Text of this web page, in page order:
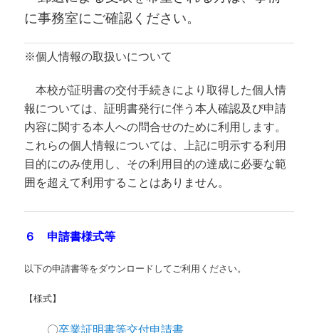
に事務室にご確認ください。
※個人情報の取扱いについて
本校が証明書の交付手続きにより取得した個人情
報については、証明書発行に伴う本人確認及び申請
内容に関する本人への問合せのために利用します。
これらの個人情報については、上記に明示する利用
目的にのみ使用し、その利用目的の達成に必要な範
囲を超えて利用することはありません。
６ 申請書様式等
以下の申請書等をダウンロードしてご利用ください。
【様式】
〇卒業証明書等交付申請書